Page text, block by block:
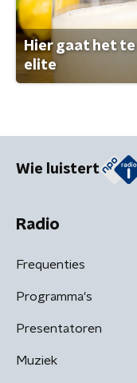
Hier gaat het
elite
Wie luistert
Radio
Frequenties
Programma's
Presentatoren
Muziek